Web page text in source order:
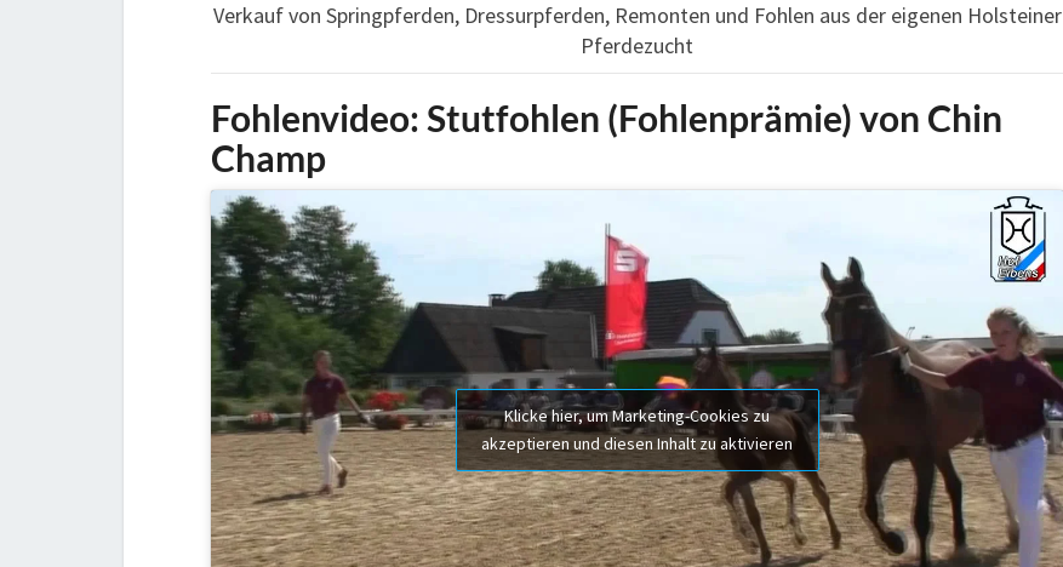
Verkauf von Springpferden, Dressurpferden, Remonten und Fohlen aus der eigenen Holsteiner
Pferdezucht
Fohlenvideo:Stutfohlen (Fohlenprämie) von Chin
Champ
Klicke hier, um Marketing-Cookies zu
akzeptieren und diesen Inhalt zu aktivieren